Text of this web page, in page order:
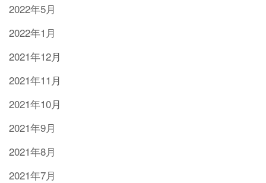
2022年5月
2022年1月
2021年12月
2021年11月
2021年10月
2021年9月
2021年8月
2021年7月